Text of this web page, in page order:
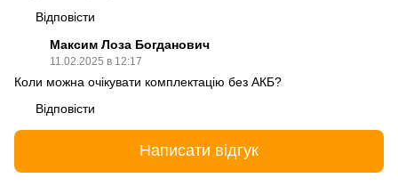
Відповісти
Максим Лоза Богданович
11.02.2025 в 12:17
Коли можна очікувати комплектацію без АКБ?
Відповісти
Написати відгук